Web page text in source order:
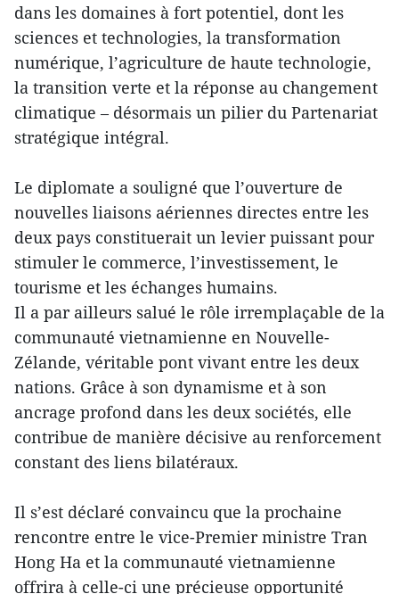
dans les domaines à fort potentiel, dont les
sciences et technologies, la transformation
numérique, l’agriculture de haute technologie,
la transition verte et la réponse au changement
climatique – désormais un pilier du Partenariat
stratégique intégral.
Le diplomate a souligné que l’ouverture de
nouvelles liaisons aériennes directes entre les
deux pays constituerait un levier puissant pour
stimuler le commerce, l’investissement, le
tourisme et les échanges humains.
Il a par ailleurs salué le rôle irremplaçable de la
communauté vietnamienne en Nouvelle-
Zélande, véritable pont vivant entre les deux
nations. Grâce à son dynamisme et à son
ancrage profond dans les deux sociétés, elle
contribue de manière décisive au renforcement
constant des liens bilatéraux.
Il s’est déclaré convaincu que la prochaine
rencontre entre le vice-Premier ministre Tran
Hong Ha et la communauté vietnamienne
offrira à celle-ci une précieuse opportunité